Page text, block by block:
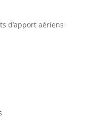
d’apport aériens